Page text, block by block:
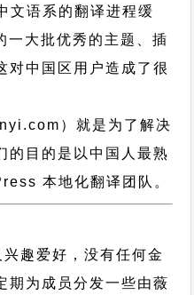
文语系的翻译进程缓
大批优秀的主题、插
对中国区用户造成了很
） 就是为了解决
的目的是以中国人最熟
本地化翻译团队。
趣爱好，没有任何金
期为成员分发一些由薇